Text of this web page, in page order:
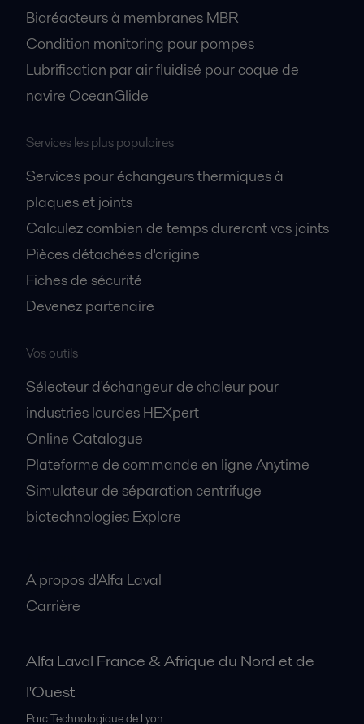
Bioréacteurs à membranes MBR
Condition monitoring pour pompes
Lubrification par air fluidisé pour coque de
navire OceanGlide
Services les plus populaires
Services pour échangeurs thermiques à
plaques et joints
Calculez combien de temps dureront vos joints
Pièces détachées d'origine
Fiches de sécurité
Devenez partenaire
Vos outils
Sélecteur d'échangeur de chaleur pour
industries lourdes HEXpert
Online Catalogue
Plateforme de commande en ligne Anytime
Simulateur de séparation centrifuge
biotechnologies Explore
A propos d'Alfa Laval
Carrière
Alfa Laval France & Afrique du Nord et de
l'Ouest
Parc Technologique de Lyon